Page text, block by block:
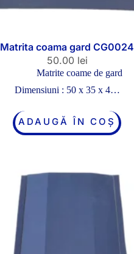
Matrita coama gard CG0024
50.00 lei
Matrite coame de gard
Dimensiuni : 50 x 35 x 4…
ADAUGĂ ÎN COȘ